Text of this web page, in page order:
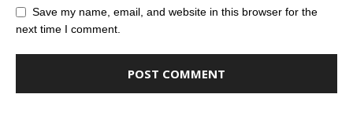
Save my name, email, and website in this browser for the
next time I comment.